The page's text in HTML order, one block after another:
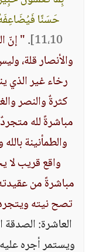
حَسَنًا
11،10] ." إنّ
والأنصار قلة،
رخاء غير الذي
كثرةٌ والنصر
مباشرةً لله
والطمأنينة
واقع قريب لا
مباشرةً من
تصح نيته
العاشرة:
ويستمر أجره